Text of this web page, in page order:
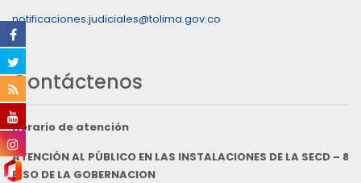
notificaciones.judiciales@tolima.gov.co
Contáctenos
Horario de atención
ATENCIÓN AL PÚBLICO EN LAS INSTALACIONES DE LA SECD – 8
PISO DE LA GOBERNACION